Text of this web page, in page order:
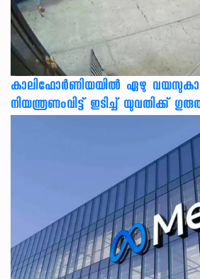
കാലിഫോര്‍ണിയയില്‍ ഏഴു
നിയന്ത്രണംവിട്ട് ഇടിച്ച് യുവതിക്ക്